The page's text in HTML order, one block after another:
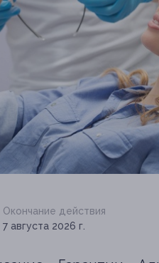
Окончание действия
7 августа 2026 г.